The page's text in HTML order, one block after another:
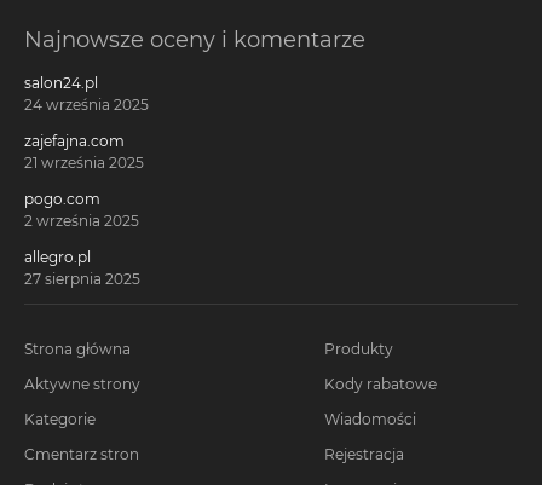
Najnowsze oceny i komentarze
salon24.pl
24 września 2025
zajefajna.com
21 września 2025
pogo.com
2 września 2025
allegro.pl
27 sierpnia 2025
Strona główna
Aktywne strony
Kategorie
Cmentarz stron
Produkty
Kody rabatowe
Wiadomości
Rejestracja